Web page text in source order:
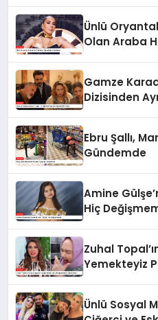
Ünlü
Olan Araba
Gamze
Dizisinden
Ebru Şallı,
Gündemde
Amine
Hiç
Zuhal
Yemekteyiz
Ünlü Sosyal